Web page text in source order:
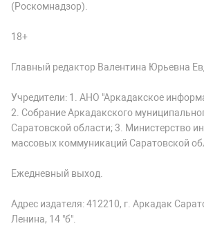
(Роскомнадзор).
18+
Главный редактор Валентина Юрьевна
Учредители: 1. АНО "Аркадакское
2. Собрание Аркадакского
Саратовской области; 3. Министерство
массовых коммуникаций Саратовской
Ежедневный выход.
Адрес издателя: 412210, г. Аркадак
Ленина, 14 "б".